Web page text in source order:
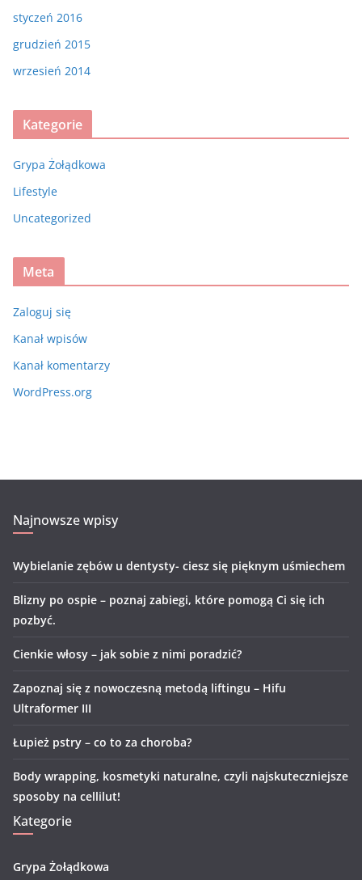
styczeń 2016
grudzień 2015
wrzesień 2014
Kategorie
Grypa Żołądkowa
Lifestyle
Uncategorized
Meta
Zaloguj się
Kanał wpisów
Kanał komentarzy
WordPress.org
Najnowsze wpisy
Wybielanie zębów u dentysty- ciesz się pięknym uśmiechem
Blizny po ospie – poznaj zabiegi, które pomogą Ci się ich
pozbyć.
Cienkie włosy – jak sobie z nimi poradzić?
Zapoznaj się z nowoczesną metodą liftingu – Hifu
Ultraformer III
Łupież pstry – co to za choroba?
Body wrapping, kosmetyki naturalne, czyli najskuteczniejsze
sposoby na cellilut!
Kategorie
Grypa Żołądkowa